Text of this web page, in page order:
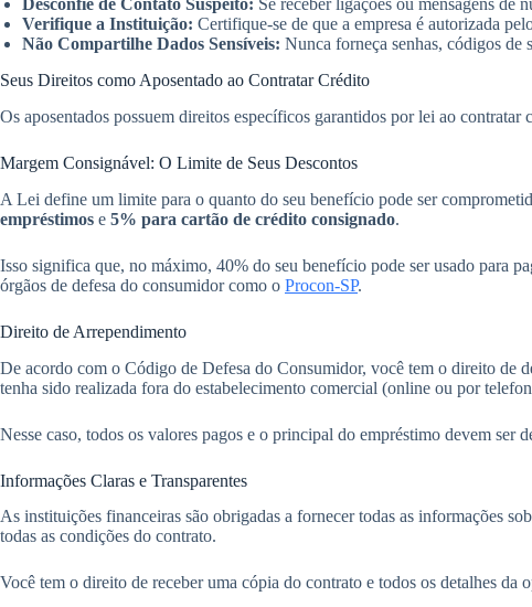
Desconfie de Contato Suspeito: Se receber ligações ou mensagens de
Verifique a Instituição: Certifique-se de que a empresa é autorizada
Não Compartilhe Dados Sensíveis: Nunca forneça senhas, códigos de
Seus Direitos como Aposentado ao Contratar Crédito
Os aposentados possuem direitos específicos garantidos por lei ao
Margem Consignável: O Limite de Seus Descontos
A Lei define um limite para o quanto do seu benefício pode ser
empréstimos e 5% para cartão de crédito consignado.
Isso significa que, no máximo, 40% do seu benefício pode ser usado para
órgãos de defesa do consumidor como o Procon-SP.
Direito de Arrependimento
De acordo com o Código de Defesa do Consumidor, você tem o direito de
tenha sido realizada fora do estabelecimento comercial (online ou por
Nesse caso, todos os valores pagos e o principal do empréstimo devem
Informações Claras e Transparentes
As instituições financeiras são obrigadas a fornecer todas as informações
todas as condições do contrato.
Você tem o direito de receber uma cópia do contrato e todos os detalhes